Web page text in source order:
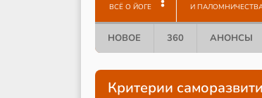
ВСЁ О ЙОГЕ И
НОВОЕ 360 АНОНСЫ
Критерии